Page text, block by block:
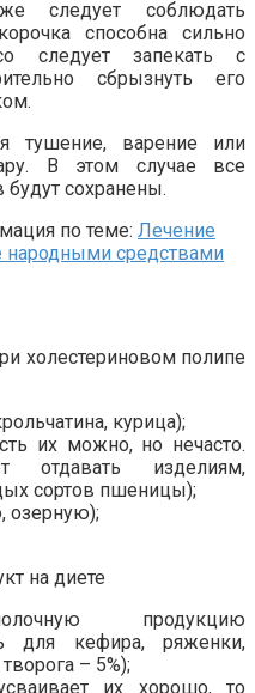
следует соблюдать
способна сильно
следует запекать с
сбрызнуть его
тушение, варение или
В этом случае все
будут сохранены.
по теме: Лечение
средствами
холестериновом полипе
курица);
их можно, но нечасто.
отдавать изделиям,
сортов пшеницы);
озерную);
на диете
продукцию
для кефира, ряженки,
– 5%);
их хорошо, то